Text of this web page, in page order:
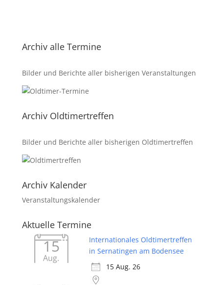
Archiv alle Termine
Bilder und Berichte aller bisherigen Veranstaltungen
Archiv Oldtimertreffen
Bilder und Berichte aller bisherigen Oldtimertreffen
Archiv Kalender
Veranstaltungskalender
Aktuelle Termine
15
Aug.
Internationales Oldtimertreffen
in Sernatingen am Bodensee
15 Aug. 26